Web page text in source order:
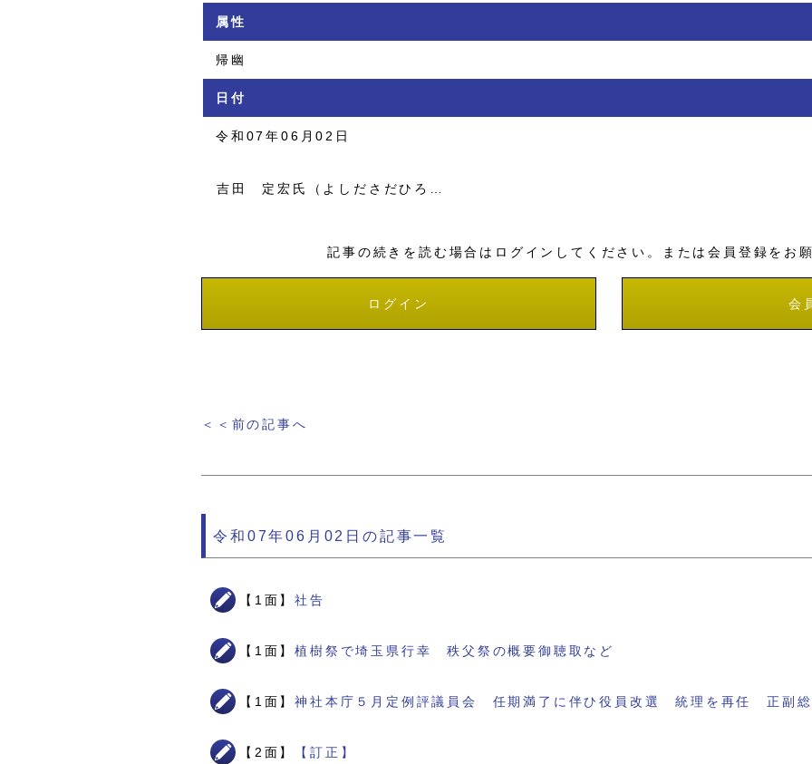
属性
帰幽
日付
令和07年06月02日
吉田 定宏氏（よしださだひろ…
記事の続きを読む場合はログインしてください。または会員登録をお
ログイン 会
＜＜前の記事へ
令和07年06月02日の記事一覧
【1面】社告
【1面】植樹祭で埼玉県行幸 秩父祭の概要御聴取など
【1面】神社本庁５月定例評議員会 任期満了に伴ひ役員改選 統理を再任 正副
【2面】 【訂正】